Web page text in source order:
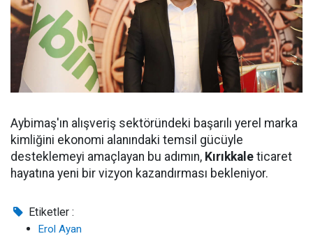
Aybimaş'ın alışveriş sektöründeki başarılı yerel marka
kimliğini ekonomi alanındaki temsil gücüyle
desteklemeyi amaçlayan bu adımın, Kırıkkale ticaret
hayatına yeni bir vizyon kazandırması bekleniyor.
Etiketler :
Erol Ayan